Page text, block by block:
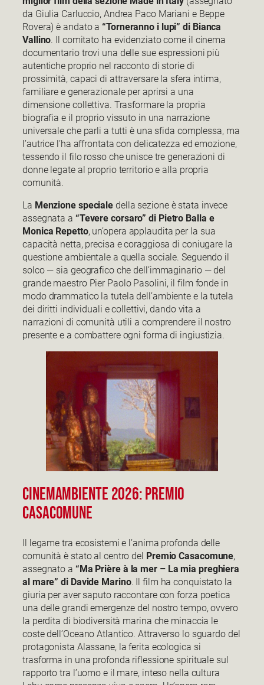
da Giulia Carluccio, Andrea Paco Mariani e Beppe
Rovera) è andato a“Torneranno i lupi” di Bianca
Vallino. Il comitato ha evidenziato come il cinema
documentario trovi una delle sue espressioni più
autentiche proprio nel racconto di storie di
prossimità, capaci di attraversare la sfera intima,
familiare e generazionale per aprirsi a una
dimensione collettiva. Trasformare la propria
biografia e il proprio vissuto in una narrazione
universale che parli a tutti è una sfida complessa, ma
l’autrice l’ha affrontata con delicatezza ed emozione,
tessendo il filo rosso che unisce tre generazioni di
donne legate al proprio territorio e alla propria
comunità.
La Menzione speciale della sezione è stata invece
assegnata a “Tevere corsaro” di Pietro Balla e
Monica Repetto, un’opera applaudita per la sua
capacità netta, precisa e coraggiosa di coniugare la
questione ambientale a quella sociale. Seguendo il
solco — sia geografico che dell’immaginario — del
grande maestro Pier Paolo Pasolini, il film fonde in
modo drammatico la tutela dell’ambiente e la tutela
dei diritti individuali e collettivi, dando vita a
narrazioni di comunità utili a comprendere il nostro
presente e a combattere ogni forma di ingiustizia.
CinemAmbiente 2026: Premio
Casacomune
Il legame tra ecosistemi e l’anima profonda delle
comunità è stato al centro del Premio Casacomune,
assegnato a “Ma Prière à la mer – La mia preghiera
al mare” di Davide Marino. Il film ha conquistato la
giuria per aver saputo raccontare con forza poetica
una delle grandi emergenze del nostro tempo, ovvero
la perdita di biodiversità marina che minaccia le
coste dell’Oceano Atlantico. Attraverso lo sguardo del
protagonista Alassane, la ferita ecologica si
trasforma in una profonda riflessione spirituale sul
rapporto tra l’uomo e il mare, inteso nella cultura